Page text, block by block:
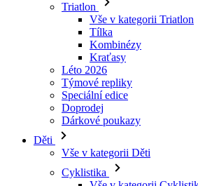
Triatlon
Vše v kategorii Triatlon
Tílka
Kombinézy
Kraťasy
Léto 2026
Týmové repliky
Speciální edice
Doprodej
Dárkové poukazy
Děti
Vše v kategorii Děti
Cyklistika